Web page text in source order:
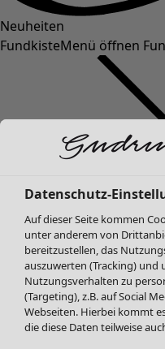
Neuheiten
FundkisteMenü öffnen
Alle anzeigen
Kleider
Tuniken
Blusen
Pullover & Shirts
Strickjacken
Datenschutz-
Auf dieser Seite kommen
unter anderem von
bereitzustellen, das
auszuwerten (Tracking) und
Nutzungsverhalten zu
(Targeting), z.B. auf Social
Webseiten. Hierbei kommt
die diese Daten teilweise